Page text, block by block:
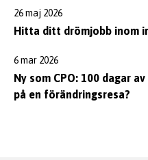
26 maj 2026
Hitta ditt drömjobb inom
6 mar 2026
Ny som CPO: 100 dagar
på en förändringsresa?